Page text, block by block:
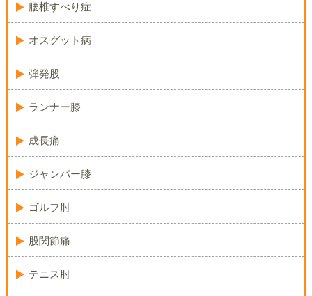
腰椎すべり症
オスグット病
弾発股
ランナー膝
成長痛
ジャンパー膝
ゴルフ肘
股関節痛
テニス肘